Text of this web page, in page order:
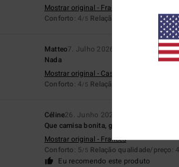
Mostrar original - Francês
Conforto: 4/5 Relação qualidade/preço:
Matteo7. Julho 2026
Nada
Mostrar original - Castelhano
Conforto: 4/5 Relação qualidade/preço
Céline26. Junho 2026
Que camisa bonita, gosto muito do estilo
Mostrar original - Francês
Conforto: 5/5 Relação qualidade/preço: 4
Eu recomendo este produto